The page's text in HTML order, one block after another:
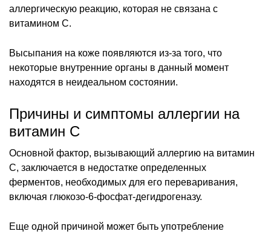
аллергическую реакцию, которая не связана с
витамином С.
Высыпания на коже появляются из-за того, что
некоторые внутренние органы в данный момент
находятся в неидеальном состоянии.
Причины и симптомы аллергии на
витамин С
Основной фактор, вызывающий аллергию на витамин
С, заключается в недостатке определенных
ферментов, необходимых для его переваривания,
включая глюкозо-6-фосфат-дегидрогеназу.
Еще одной причиной может быть употребление